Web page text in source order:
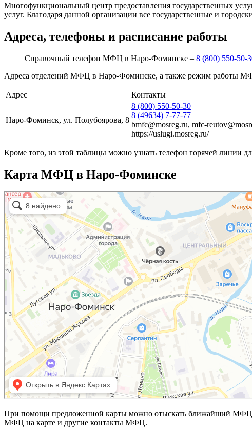
Многофункциональный центр предоставления государственных
услуг. Благодаря данной организации все государственные и
Адреса, телефоны и расписание работы
Справочный телефон МФЦ в Наро-Фоминске – 8 (800) 550-50-
Адреса отделений МФЦ в Наро-Фоминске, а также режим работы
Адрес Контакты
Наро-Фоминск, ул. Полубоярова, 8
8 (800) 550-50-30
8 (49634) 7-77-77
bmfc@mosreg.ru, mfc-
https://uslugi.mosreg.ru/
Кроме того, из этой таблицы можно узнать телефон горячей линии
Карта МФЦ в Наро-Фоминске
При помощи предложенной карты можно отыскать ближайший МФЦ
МФЦ на карте и другие контакты МФЦ.